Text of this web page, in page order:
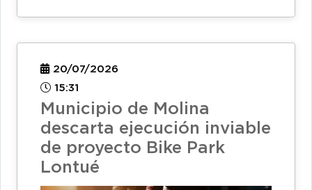
20/07/2026
15:31
Municipio de Molina
descarta ejecución inviable
de proyecto Bike Park
Lontué